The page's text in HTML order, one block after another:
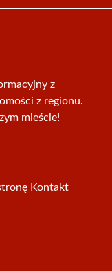
z
z regionu.
mieście!
Kontakt